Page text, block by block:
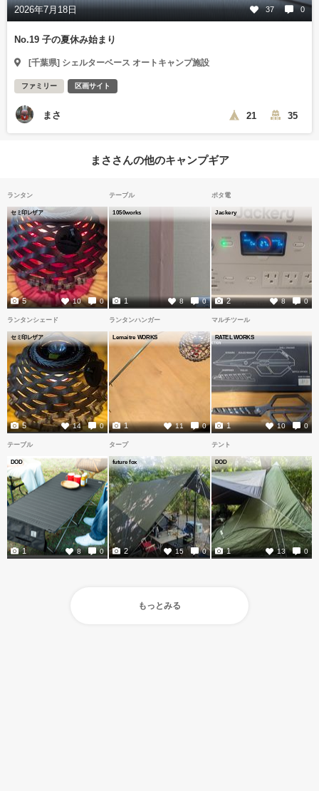
2026年7月18日 37 0
No.19 子の夏休み始まり
[千葉県] シェルターベース オートキャンプ施設
ファミリー 区画サイト
まさ 21 35
まささんの他のキャンプギア
ランタン
セミ印レザア
10 0
5
テーブル
1050works
8 0
1
ポタ電
Jackery
8 0
2
ランタンシェード
セミ印レザア
14 0
5
ランタンハンガー
Lemaitre WORKS
11 0
1
マルチツール
RATEL WORKS
10 0
1
テーブル
DOD
8 0
1
タープ
future fox
15 0
2
テント
DOD
13 0
1
もっとみる